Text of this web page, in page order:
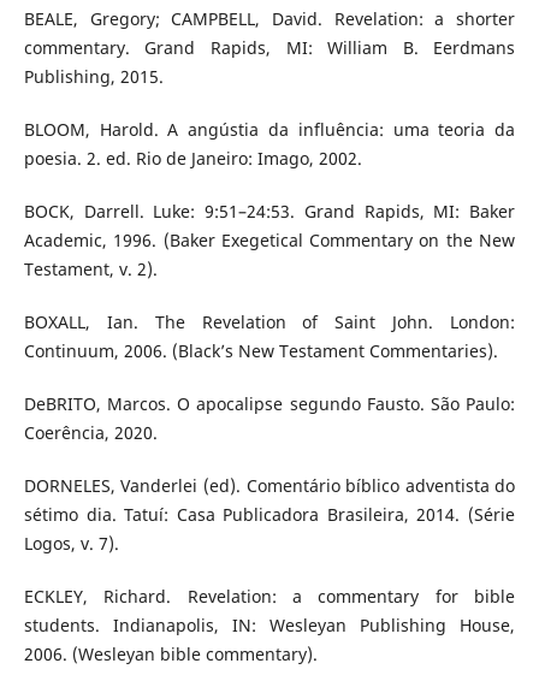
BEALE, Gregory; CAMPBELL, David. Revelation: a shorter
commentary. Grand Rapids, MI: William B. Eerdmans
Publishing, 2015.
BLOOM, Harold. A angústia da influência: uma teoria da
poesia. 2. ed. Rio de Janeiro: Imago, 2002.
BOCK, Darrell. Luke: 9:51–24:53. Grand Rapids, MI: Baker
Academic, 1996. (Baker Exegetical Commentary on the New
Testament, v. 2).
BOXALL, Ian. The Revelation of Saint John. London:
Continuum, 2006. (Black’s New Testament Commentaries).
DeBRITO, Marcos. O apocalipse segundo Fausto. São Paulo:
Coerência, 2020.
DORNELES, Vanderlei (ed). Comentário bíblico adventista do
sétimo dia. Tatuí: Casa Publicadora Brasileira, 2014. (Série
Logos, v. 7).
ECKLEY, Richard. Revelation: a commentary for bible
students. Indianapolis, IN: Wesleyan Publishing House,
2006. (Wesleyan bible commentary).